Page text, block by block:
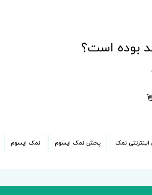
بوده است؟
نمک پخش نمک اپسوم نمک اپسوم